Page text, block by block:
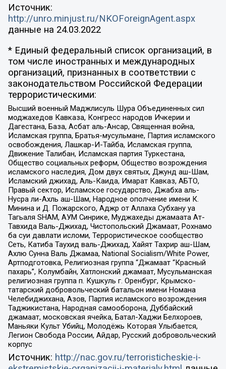
Источник:
http://unro.minjust.ru/NKOForeignAgent.aspx
данные на 24.03.2022
* Единый федеральный список организаций, в
том числе иностранных и международных
организаций, признанных в соответствии с
законодательством Российской Федерации
террористическими:
Высший военный Маджлисуль Шура Объединенных сил
моджахедов Кавказа, Конгресс народов Ичкерии и
Дагестана, База, Асбат аль-Ансар, Священная война,
Исламская группа, Братья-мусульмане, Партия исламского
освобождения, Лашкар-И-Тайба, Исламская группа,
Движение Талибан, Исламская партия Туркестана,
Общество социальных реформ, Общество возрождения
исламского наследия, Дом двух святых, Джунд аш-Шам,
Исламский джихад, Аль-Каида, Имарат Кавказ, АБТО,
Правый сектор, Исламское государство, Джабха аль-
Нусра ли-Ахль аш-Шам, Народное ополчение имени К.
Минина и Д. Пожарского, Аджр от Аллаха Субхану уа
Тагьаля SHAM, АУМ Синрике, Муджахеды джамаата Ат-
Тавхида Валь-Джихад, Чистопольский Джамаат, Рохнамо
ба суи давлати исломи, Террористическое сообщество
Сеть, Катиба Таухид валь-Джихад, Хайят Тахрир аш-Шам,
Ахлю Сунна Валь Джамаа, National Socialism/White Power,
Артподготовка, Религиозная группа “Джамаат “Красный
пахарь”, Колумбайн, Хатлонский джамаат, Мусульманская
религиозная группа п. Кушкуль г. Оренбург, Крымско-
татарский добровольческий батальон имени Номана
Челебиджихана, Азов, Партия исламского возрождения
Таджикистана, Народная самооборона, Дуббайский
джамаат, московская ячейка, Батал-Хаджи Белхороев,
Маньяки Культ Убийц, Молодёжь Которая Улыбается,
Легион Свобода России, Айдар, Русский добровольческий
корпус
Источник: http://nac.gov.ru/terroristicheskie-i-